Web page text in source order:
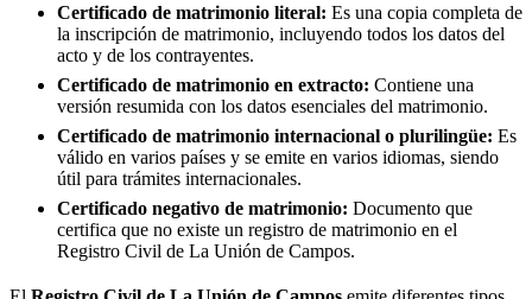
Certificado de matrimonio literal: Es una copia completa de
la inscripción de matrimonio, incluyendo todos los datos del
acto y de los contrayentes.
Certificado de matrimonio en extracto: Contiene una
versión resumida con los datos esenciales del matrimonio.
Certificado de matrimonio internacional o plurilingüe: Es
válido en varios países y se emite en varios idiomas, siendo
útil para trámites internacionales.
Certificado negativo de matrimonio: Documento que
certifica que no existe un registro de matrimonio en el
Registro Civil de La Unión de Campos.